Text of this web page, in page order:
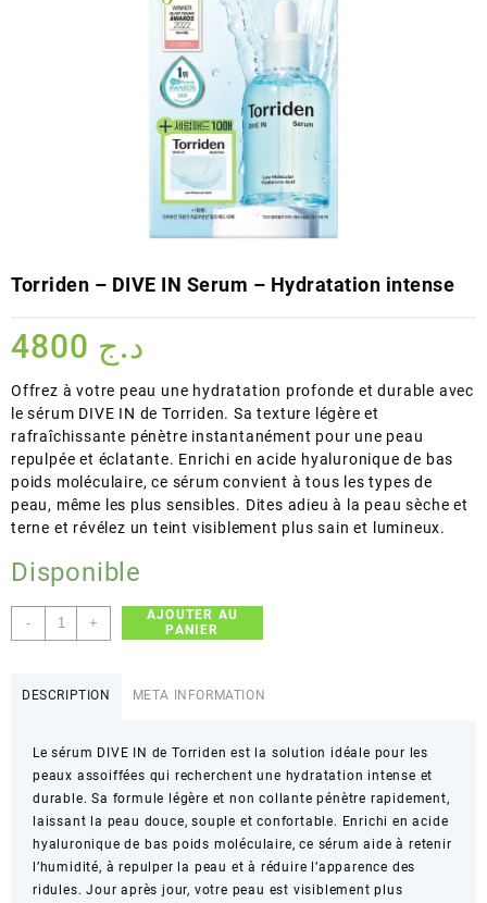
Torriden – DIVE IN Serum – Hydratation intense
د.ج
Offrez à votre peau une hydratation profonde et durable avec
le sérum DIVE IN de Torriden. Sa texture légère et
rafraîchissante pénètre instantanément pour une peau
repulpée et éclatante. Enrichi en acide hyaluronique de bas
poids moléculaire, ce sérum convient à tous les types de
peau, même les plus sensibles. Dites adieu à la peau sèche et
terne et révélez un teint visiblement plus sain et lumineux.
Disponible
-
quantité
de
Serum
–
Hydratation
intense
+
AJOUTER AU
PANIER
DESCRIPTION META INFORMATION
Le sérum DIVE IN de Torriden est la solution idéale pour les
peaux assoiffées qui recherchent une hydratation intense et
durable. Sa formule légère et non collante pénètre rapidement,
laissant la peau douce, souple et confortable. Enrichi en acide
hyaluronique de bas poids moléculaire, ce sérum aide à retenir
l’humidité, à repulper la peau et à réduire l’apparence des
ridules. Jour après jour, votre peau est visiblement plus